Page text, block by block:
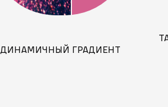
ДИНАМИЧНЫЙ ГРАДИЕНТ